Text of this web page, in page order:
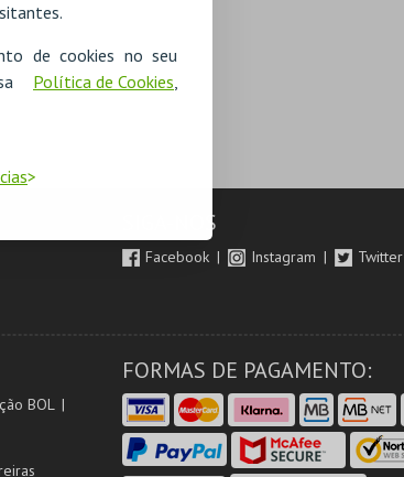
de cookies no seu
Política de Cookies,
SIGA-NOS
Facebook Instagram Twitter
BOL
FORMAS DE PAGAMENTO: